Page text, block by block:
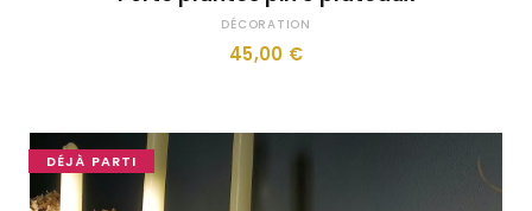
DÉCORATION
45,00 €
DÉJÀ PARTI